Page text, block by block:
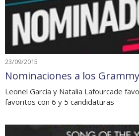
23/09/2015
Nominaciones a los
Leonel García y Natalia Lafourcade
favoritos con 6 y 5 candidaturas